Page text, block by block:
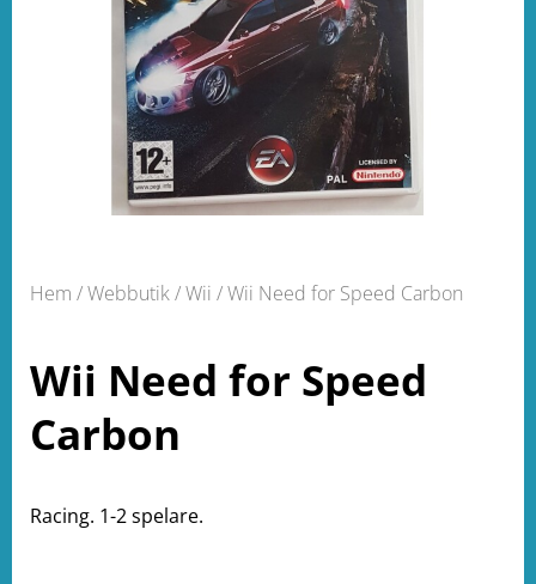
Hem /Webbutik/Wii / Wii Need for Speed Carbon
Wii Need for Speed
Carbon
Racing. 1-2 spelare.